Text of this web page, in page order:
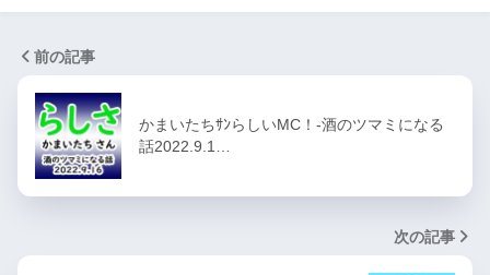
前の記事
かまいたちｻﾝらしいMC！-酒のツマミになる
話2022.9.1…
次の記事